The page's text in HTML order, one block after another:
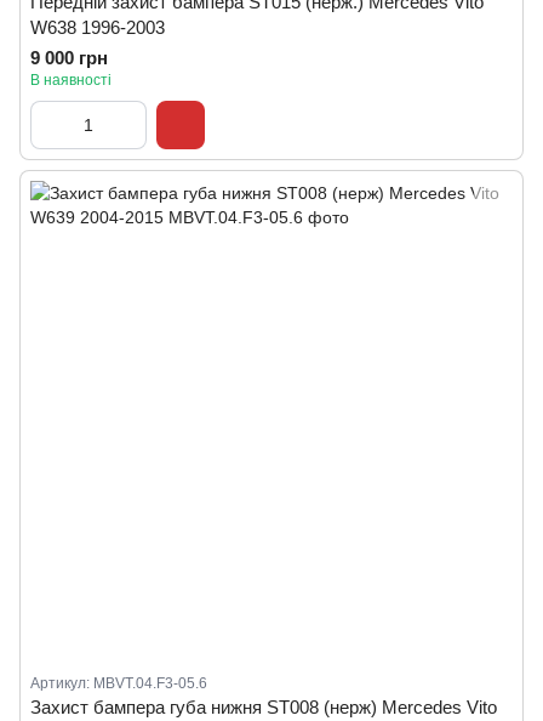
W638 1996-2003
9 000 грн
В наявності
Артикул: MBVT.04.F3-05.6
Захист бампера губа нижня ST008 (нерж) Mercedes Vito